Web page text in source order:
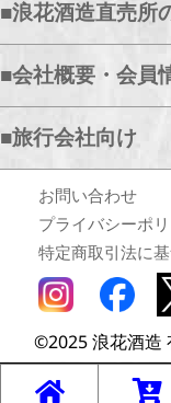
■浪花酒造直売所
■会社概要・会員
■旅行会社向け
お問い合わせ
プライバシーポ
特定商取引法に
©2025 浪花酒造